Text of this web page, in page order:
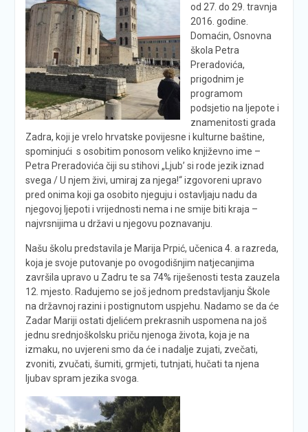
od 27. do 29. travnja
2016. godine.
Domaćin, Osnovna
škola Petra
Preradovića,
prigodnim je
programom
podsjetio na ljepote i
znamenitosti grada
Zadra, koji je vrelo hrvatske povijesne i kulturne baštine,
spominjući s osobitim ponosom veliko književno ime –
Petra Preradovića čiji su stihovi „Ljub’ si rode jezik iznad
svega / U njem živi, umiraj za njega!“ izgovoreni upravo
pred onima koji ga osobito njeguju i ostavljaju nadu da
njegovoj ljepoti i vrijednosti nema i ne smije biti kraja –
najvrsnijima u državi u njegovu poznavanju.
Našu školu predstavila je Marija Prpić, učenica 4. a razreda,
koja je svoje putovanje po ovogodišnjim natjecanjima
završila upravo u Zadru te sa 74% riješenosti testa zauzela
12. mjesto. Radujemo se još jednom predstavljanju Škole
na državnoj razini i postignutom uspjehu. Nadamo se da će
Zadar Mariji ostati djelićem prekrasnih uspomena na još
jednu srednjoškolsku priču njenoga života, koja je na
izmaku, no uvjereni smo da će i nadalje zujati, zvečati,
zvoniti, zvučati, šumiti, grmjeti, tutnjati, hučati ta njena
ljubav spram jezika svoga.